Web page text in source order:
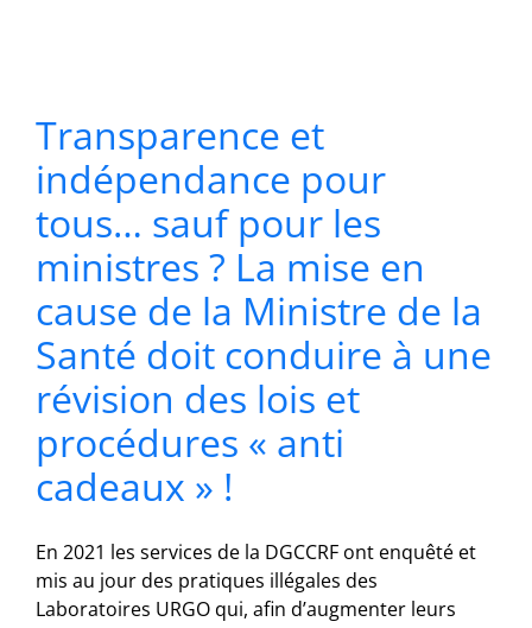
Transparence et
indépendance pour
tous… sauf pour les
ministres ? La mise en
cause de la Ministre de la
Santé doit conduire à une
révision des lois et
procédures « anti
cadeaux » !
En 2021 les services de la DGCCRF ont enquêté et
mis au jour des pratiques illégales des
Laboratoires URGO qui, afin d’augmenter leurs